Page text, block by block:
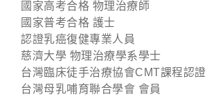
國家高考合格 物理治療師
國家普考合格 護士
認證乳癌復健專業人員
慈濟大學 物理治療學系學士
台灣臨床徒手治療協會CMT課程認證
台灣母乳哺育聯合學會 會員